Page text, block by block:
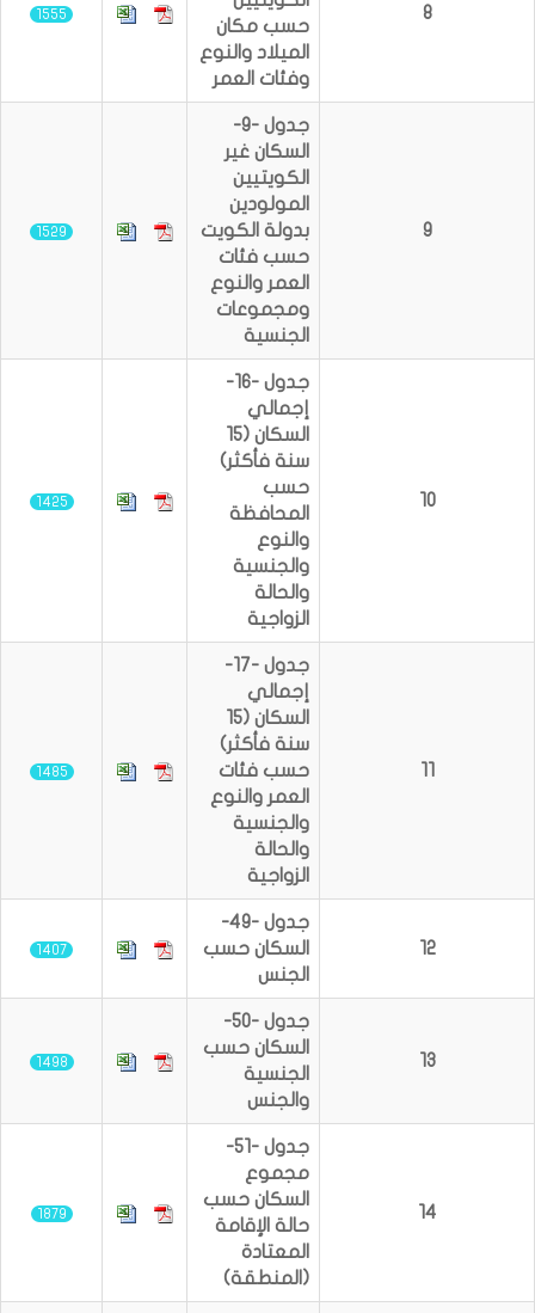
8
حسب مكان
الميلاد والنوع
وفئات العمر
1555
9
جدول -9-
السكان غير
الكويتيين
المولودين
بدولة الكويت
حسب فئات
العمر والنوع
ومجموعات
الجنسية
1529
10
جدول -16-
إجمالي
السكان (15
سنة فأكثر)
حسب
المحافظة
والنوع
والجنسية
والحالة
الزواجية
1425
11
جدول -17-
إجمالي
السكان (15
سنة فأكثر)
حسب فئات
العمر والنوع
والجنسية
والحالة
الزواجية
1485
12
جدول -49-
السكان حسب
الجنس
1407
13
جدول -50-
السكان حسب
الجنسية
والجنس
1498
14
جدول -51-
مجموع
السكان حسب
حالة الإقامة
المعتادة
(المنطقة)
1879